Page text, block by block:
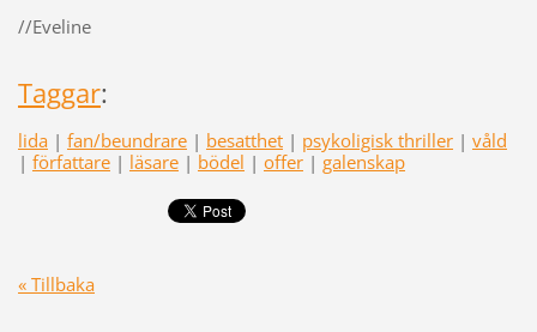
//Eveline
Taggar:
lida | fan/beundrare | besatthet | psykoligisk thriller | våld
| författare | läsare | bödel | offer | galenskap
« Tillbaka